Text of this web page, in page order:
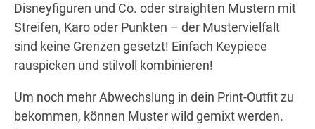
Disneyfiguren und Co. oder straighten Mustern mit
Streifen, Karo oder Punkten – der Mustervielfalt
sind keine Grenzen gesetzt! Einfach Keypiece
rauspicken und stilvoll kombinieren!
Um noch mehr Abwechslung in dein Print-Outfit zu
bekommen, können Muster wild gemixt werden.